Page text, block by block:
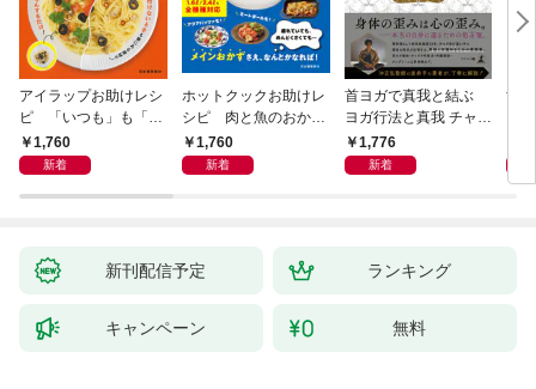
アイラップお助けレシ
ピ 「いつも」も「も
しも」もおいしい！
1,760
新着
ホットクックお助けレ
シピ 肉と魚のおか
ず 少ない材料＆調味
料で、あとはスイッチ
1,760
新着
首ヨガで真我と結ぶ
ヨガ行法と真我 チャク
ラと真我の関係 クンダ
リーニ上昇体験 次元上
1,776
新着
す
新刊配信予定 ランキング
キャンペーン 無料